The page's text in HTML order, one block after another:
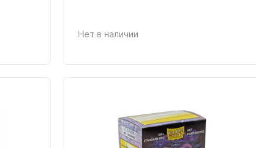
Нет в наличии